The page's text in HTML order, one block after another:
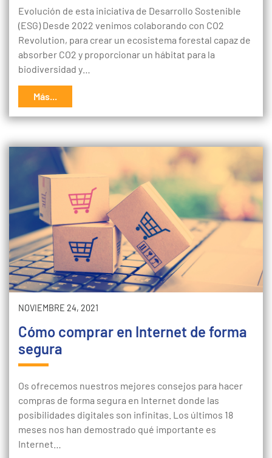
Evolución de esta iniciativa de Desarrollo Sostenible
(ESG) Desde 2022 venimos colaborando con CO2
Revolution, para crear un ecosistema forestal capaz de
absorber CO2 y proporcionar un hábitat para la
biodiversidad y…
Más...
NOVIEMBRE 24, 2021
Cómo comprar en Internet de forma
segura
Os ofrecemos nuestros mejores consejos para hacer
compras de forma segura en Internet donde las
posibilidades digitales son infinitas. Los últimos 18
meses nos han demostrado qué importante es
Internet…